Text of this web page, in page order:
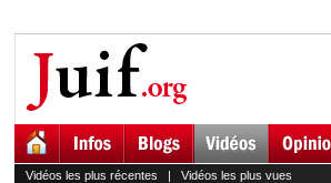
Vidéos les plus récentes | Vidéos les plus vues